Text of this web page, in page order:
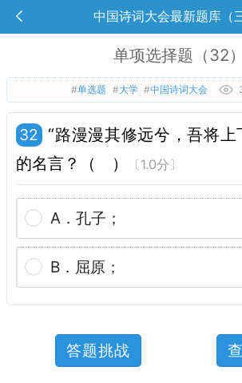
中国诗词大会最新题库（
单项选择题（32）
#单选题 #大学 #中国诗词大会
32 “路漫漫其修远兮，吾将上
的名言？（　）
〔1.0分〕
A．孔子；
B．屈原；
答题挑战